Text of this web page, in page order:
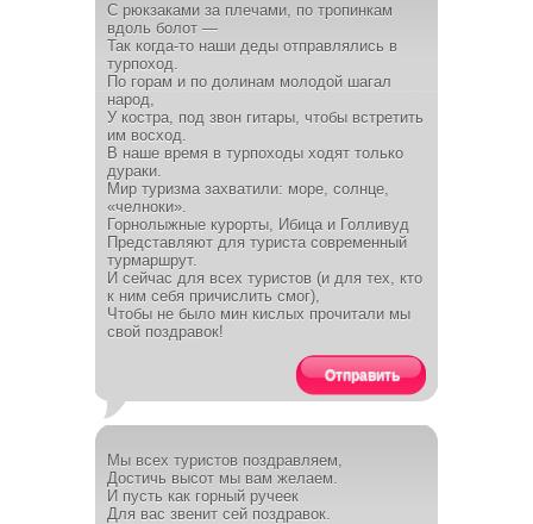
С рюкзаками за плечами, по тропинкам
вдоль болот —
Так когда-то наши деды отправлялись в
турпоход.
По горам и по долинам молодой шагал
народ,
У костра, под звон гитары, чтобы встретить
им восход.
В наше время в турпоходы ходят только
дураки.
Мир туризма захватили: море, солнце,
«челноки».
Горнолыжные курорты, Ибица и Голливуд
Представляют для туриста современный
турмаршрут.
И сейчас для всех туристов (и для тех, кто
к ним себя причислить смог),
Чтобы не было мин кислых прочитали мы
свой поздравок!
Отправить
Мы всех туристов поздравляем,
Достичь высот мы вам желаем.
И пусть как горный ручеек
Для вас звенит сей поздравок.